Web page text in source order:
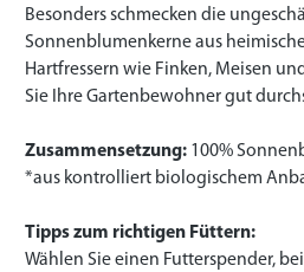
Besonders schmecken die
Sonnenblumenkerne aus
Hartfressern wie Finken, Meisen
Sie Ihre Gartenbewohner gut
Zusammensetzung: 100%
*aus kontrolliert biologischem
Tipps zum richtigen Füttern:
Wählen Sie einen Futterspender,